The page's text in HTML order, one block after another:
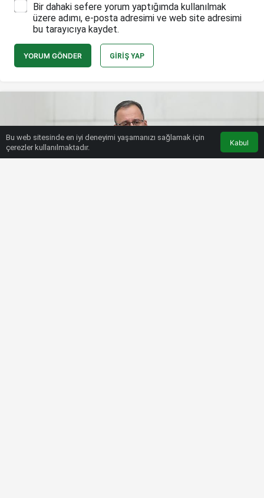
Bir dahaki sefere yorum yaptığımda kullanılmak
üzere adımı, e-posta adresimi ve web site adresimi
bu tarayıcıya kaydet.
YORUM GÖNDER GIRIŞ YAP
Bu web sitesinde en iyi deneyimi yaşamanızı sağlamak için
çerezler kullanılmaktadır.
Kabul